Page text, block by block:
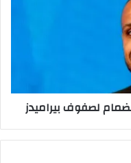
لصفوف بيراميدز